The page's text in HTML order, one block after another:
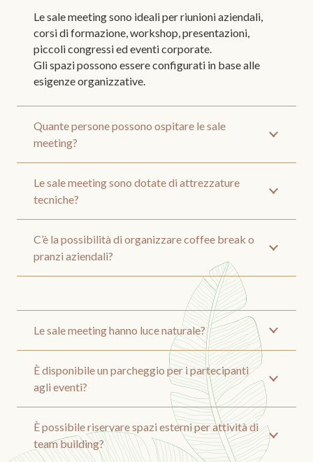
Le sale meeting sono ideali per riunioni aziendali,
corsi di formazione, workshop, presentazioni,
piccoli congressi ed eventi corporate.
Gli spazi possono essere configurati in base alle
esigenze organizzative.
Quante persone possono ospitare le sale
meeting?
Le sale meeting sono dotate di attrezzature
tecniche?
C’è la possibilità di organizzare coffee break o
pranzi aziendali?
Le sale meeting hanno luce naturale?
È disponibile un parcheggio per i partecipanti
agli eventi?
È possibile riservare spazi esterni per attività di
team building?